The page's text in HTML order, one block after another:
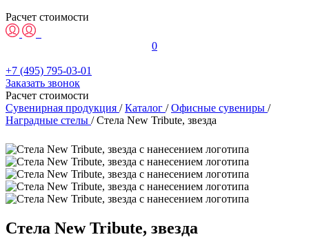
Расчет стоимости
0
+7 (495) 795-03-01
Заказать звонок
Расчет стоимости
Сувенирная продукция / Каталог / Офисные сувениры /
Наградные стелы / Стела New Tribute, звезда
Стела New Tribute, звезда